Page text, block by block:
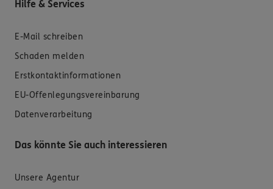
Hilfe & Services
E-Mail schreiben
Schaden melden
Erstkontaktinformationen
EU-Offenlegungsvereinbarung
Datenverarbeitung
Das könnte Sie auch interessieren
Unsere Agentur